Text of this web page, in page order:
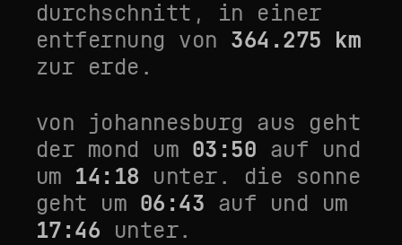
durchschnitt , in einer
entfernung von 364.275 km
zur erde.
von johannesburg aus geht
der mond um 03:50 auf und
um 14:18 unter. die sonne
geht um 06:43 auf und um
17:46 unter.